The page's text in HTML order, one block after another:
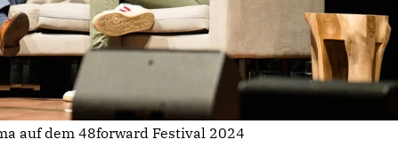
auf dem 48forward Festival 2024